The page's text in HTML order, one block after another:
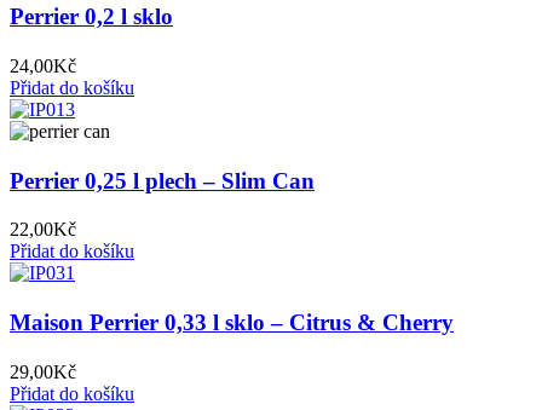
Perrier 0,2 l sklo
24,00Kč
Přidat do košíku
Perrier 0,25 l plech – Slim Can
22,00Kč
Přidat do košíku
Maison Perrier 0,33 l sklo – Citrus & Cherry
29,00Kč
Přidat do košíku